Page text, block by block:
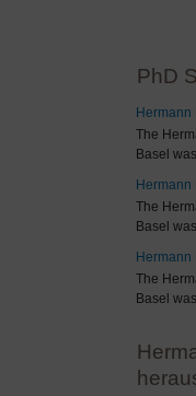
PhD
The
Basel
The
Basel
The
Basel